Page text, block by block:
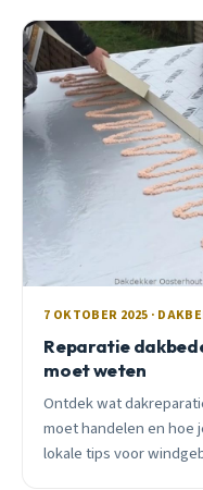
7 OKTOBER 2025 ·
Reparatie
moet weten
Ontdek wat
moet handelen en hoe
lokale tips voor